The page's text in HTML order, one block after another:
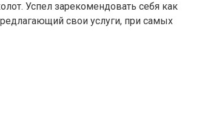
Успел зарекомендовать себя как
свои услуги, при самых